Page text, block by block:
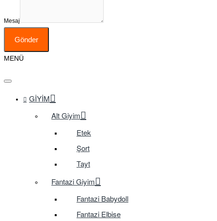
Mesaj
Gönder
MENÜ
GIYIM
Alt Giyim
Etek
Şort
Tayt
Fantazi Giyim
Fantazi Babydoll
Fantazi Elbise